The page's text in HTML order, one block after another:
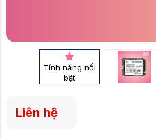
Tính năng nổi
bật
Liên hệ